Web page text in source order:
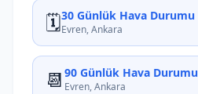
🗓️30 Günlük Hava Durumu
Evren, Ankara
📆 90 Günlük Hava Durumu
Evren, Ankara